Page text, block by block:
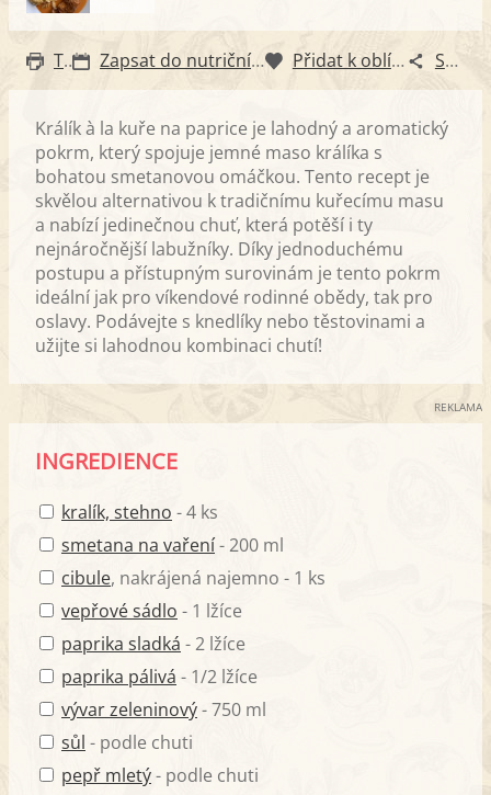
Tisk Zapsat do nutričního diáře Přidat k oblíbeným Sdílet
Králík à la kuře na paprice je lahodný a aromatický
pokrm, který spojuje jemné maso králíka s
bohatou smetanovou omáčkou. Tento recept je
skvělou alternativou k tradičnímu kuřecímu masu
a nabízí jedinečnou chuť, která potěší i ty
nejnáročnější labužníky. Díky jednoduchému
postupu a přístupným surovinám je tento pokrm
ideální jak pro víkendové rodinné obědy, tak pro
oslavy. Podávejte s knedlíky nebo těstovinami a
užijte si lahodnou kombinaci chutí!
REKLAMA
INGREDIENCE
kralík, stehno - 4 ks
smetana na vaření- 200 ml
cibule, nakrájená najemno - 1 ks
vepřové sádlo - 1 lžíce
paprika sladká - 2 lžíce
paprika pálivá - 1/2 lžíce
vývar zeleninový- 750 ml
sůl - podle chuti
pepř mletý- podle chuti